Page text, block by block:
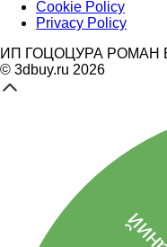
Cookie Policy
Privacy Policy
ИП ГОЦОЦУРА РОМАН
© 3dbuy.ru 2026